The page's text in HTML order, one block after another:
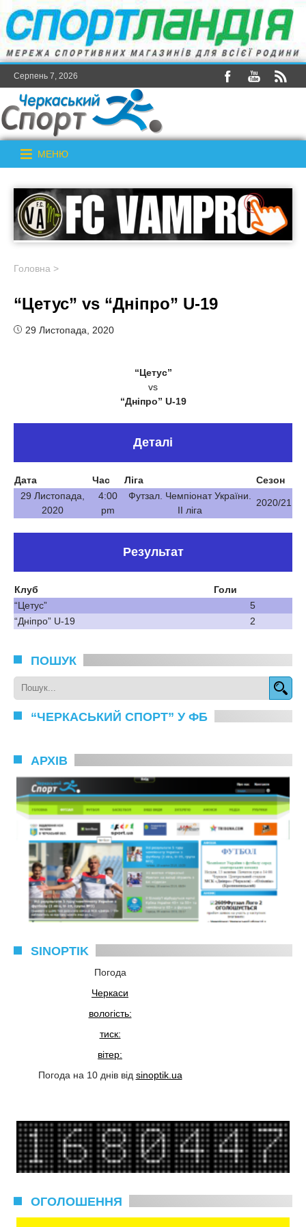
Серпень 7, 2026
МЕНЮ
Головна >
“Цетус” vs “Дніпро” U-19
29 Листопада, 2020
“Цетус”
vs
“Дніпро” U-19
Деталі
Дата Час Ліга
Сезон
29 Листопада,
2020
4:00
pm
Футзал. Чемпіонат України.
ІІ ліга
2020/21
Результат
Клуб
Голи
“Цетус”
5
“Дніпро” U-19
2
ПОШУК
“ЧЕРКАСЬКИЙ СПОРТ” У ФБ
АРХІВ
SINOPTIK
Погода
Черкаси
вологість:
тиск:
вітер:
Погода на 10 днів від sinoptik.ua
ОГОЛОШЕННЯ